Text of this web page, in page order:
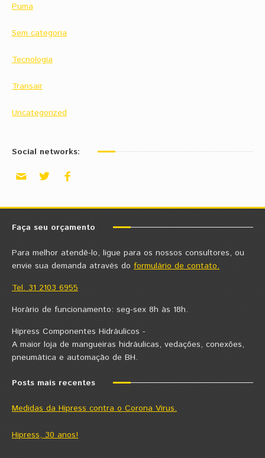
Puma
Sem categoria
Tecnologia
Transair
Uncategorized
Social networks:
Faça seu orçamento
Para melhor atendê-lo, ligue para os nossos consultores, ou
envie sua demanda através do formulário de contato.
Tel. 31 2103 6955
Horário de funcionamento: seg-sex 8h às 18h.
Hipress Componentes Hidráulicos -
A maior loja de mangueiras hidráulicas, vedações, conexões,
pneumática e automação de BH.
Posts mais recentes
Medidas da Hipress contra o Corona Virus.
Hipress, 30 anos!